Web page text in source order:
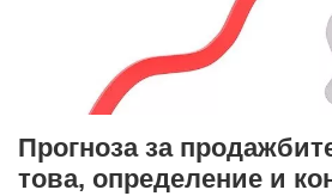
Прогноза за
това, определение и